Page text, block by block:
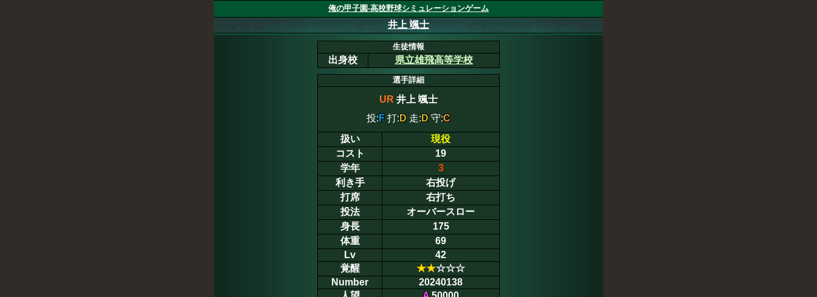
俺の甲子園-高校野球シミュレーションゲーム
井上 颯士
生徒情報
出身校 県立雄飛高等学校
選手詳細
UR 井上 颯士
投: F 打: D 走: D 守:C
扱い
現役
コスト
19
学年
3
利き手
右投げ
打席
右打ち
投法
オーバースロー
身長
175
体重
69
Lv
42
覚醒
★★☆☆☆
Number
20240138